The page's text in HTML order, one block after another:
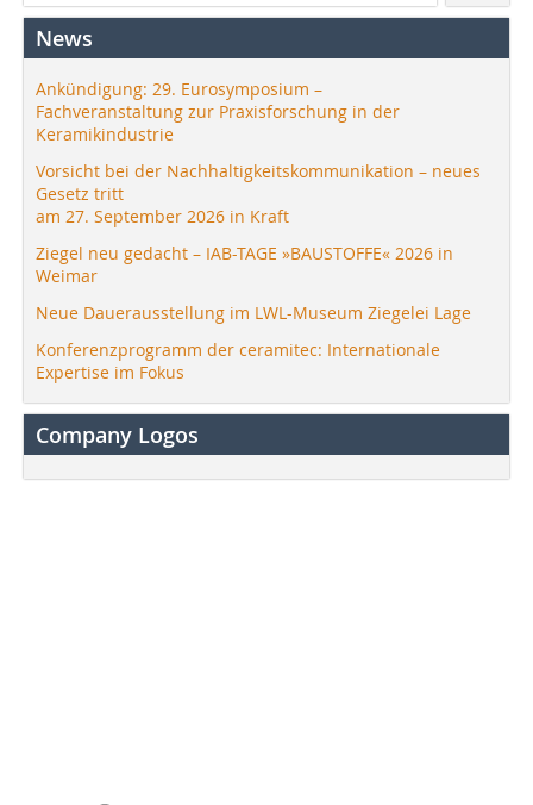
News
Ankündigung: 29. Eurosymposium –
Fachveranstaltung zur Praxisforschung in der
Keramikindustrie
Vorsicht bei der Nachhaltigkeitskommunikation – neues
Gesetz tritt
am 27. September 2026 in Kraft
Ziegel neu gedacht – IAB-TAGE »BAUSTOFFE« 2026 in
Weimar
Neue Dauerausstellung im LWL-Museum Ziegelei Lage
Konferenzprogramm der ceramitec: Internationale
Expertise im Fokus
Company Logos